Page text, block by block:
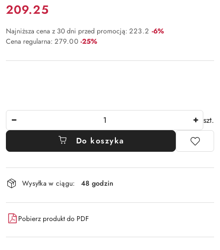
Cena:
209.25
Najniższa cena z 30 dni przed promocją: 223.2 Rabat:
-6%
Cena regularna: 279.00 Rabat:
-25%
szt.
Do koszyka
Dostępność
i
dostawa
Wysyłka w ciągu: 48 godzin
Pobierz produkt do PDF